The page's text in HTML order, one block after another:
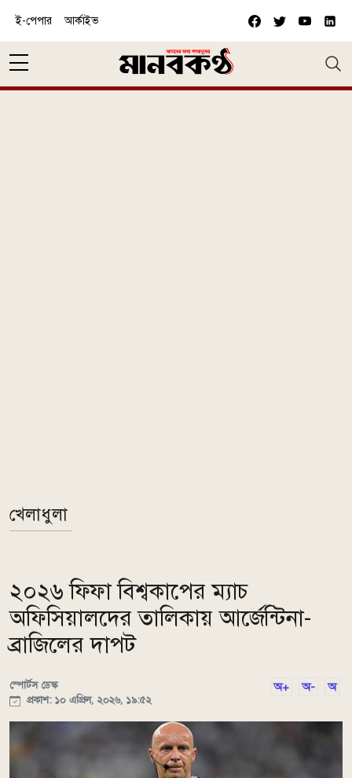
ই-পেপার আর্কাইভ
খেলাধুলা
২০২৬ ফিফা বিশ্বকাপের ম্যাচ
অফিসিয়ালদের তালিকায় আর্জেন্টিনা-
ব্রাজিলের দাপট
স্পোর্টস ডেস্ক
প্রকাশ: ১০ এপ্রিল, ২০২৬, ১৯:৫২
অ+ অ- অ